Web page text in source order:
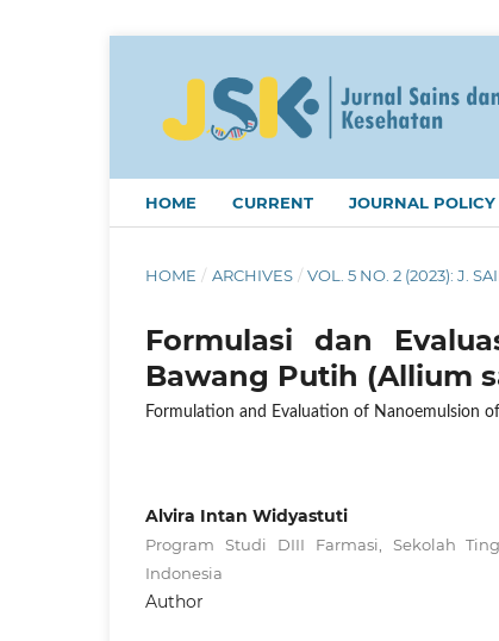
HOME CURRENT JOURNAL POLICY
HOME / ARCHIVES / VOL. 5 NO. 2 (2023): J.
Formulasi dan
Bawang Putih (Allium
Formulation and Evaluation of Nanoemulsion
Alvira Intan Widyastuti
Program Studi DIII Farmasi, Sekolah
Indonesia
Author